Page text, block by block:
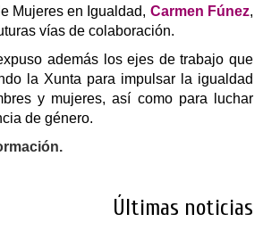
Mujeres en Igualdad, Carmen Fúnez,
vías de colaboración.
además los ejes de trabajo que
la Xunta para impulsar la igualdad
y mujeres, así como para luchar
de género.
Últimas noticias